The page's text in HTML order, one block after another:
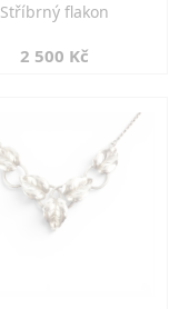
Stříbrný flakon
2 500 Kč